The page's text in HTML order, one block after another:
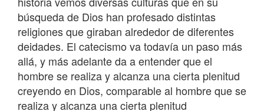
búsqueda de Dios han profesado distintas
religiones que giraban alrededor de diferentes
deidades. El catecismo va todavía un paso más
allá, y más adelante da a entender que el
hombre se realiza y alcanza una cierta plenitud
creyendo en Dios, comparable al hombre que se
realiza y alcanza una cierta plenitud